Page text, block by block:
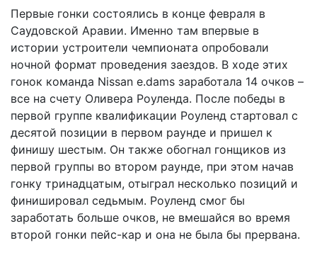
Первые гонки состоялись в конце февраля в
Саудовской Аравии. Именно там впервые в
истории устроители чемпионата опробовали
ночной формат проведения заездов. В ходе этих
гонок команда Nissan e.dams заработала 14 очков –
все на счету Оливера Роуленда. После победы в
первой группе квалификации Роуленд стартовал с
десятой позиции в первом раунде и пришел к
финишу шестым. Он также обогнал гонщиков из
первой группы во втором раунде, при этом начав
гонку тринадцатым, отыграл несколько позиций и
финишировал седьмым. Роуленд смог бы
заработать больше очков, не вмешайся во время
второй гонки пейс-кар и она не была бы прервана.